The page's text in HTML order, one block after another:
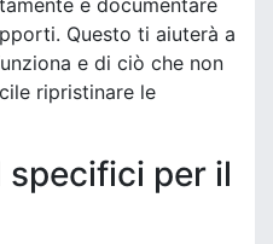
Questo ti aiuterà a
e di ciò che non
ripristinare le
specifici per il